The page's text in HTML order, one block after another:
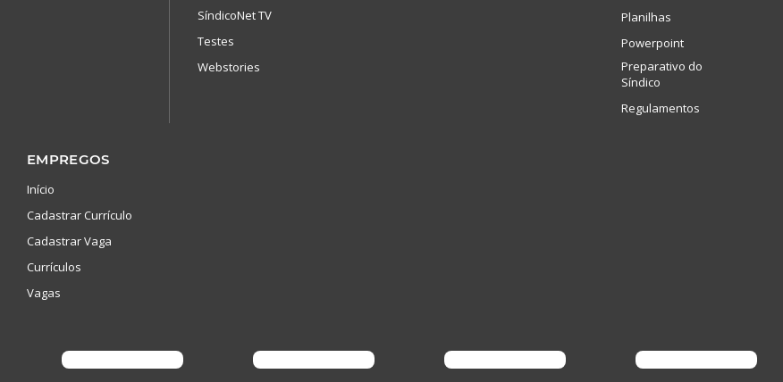
SíndicoNet TV
Testes
Webstories
Planilhas
Powerpoint
Preparativo do
Síndico
Regulamentos
EMPREGOS
Início
Cadastrar Currículo
Cadastrar Vaga
Currículos
Vagas